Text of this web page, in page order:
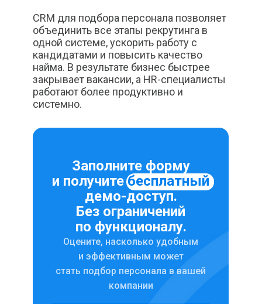
CRM для подбора персонала позволяет
объединить все этапы рекрутинга в
одной системе, ускорить работу с
кандидатами и повысить качество
найма. В результате бизнес быстрее
закрывает вакансии, а HR-специалисты
работают более продуктивно и
системно.
Заполните форму
и получитебесплатный
демо-доступ.
Без ограничений
по функционалу.
Оцените, насколько удобным
и эффективным может
стать подбор персонала в вашей
компании